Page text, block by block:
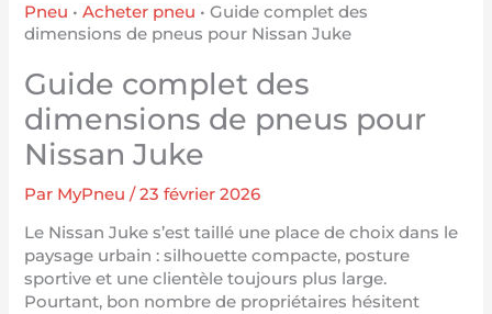
Pneu •Acheter pneu •Guide complet des
dimensions de pneus pour Nissan Juke
Guide complet des
dimensions de pneus pour
Nissan Juke
Par MyPneu/23 février 2026
Le Nissan Juke s’est taillé une place de choix dans le
paysage urbain : silhouette compacte, posture
sportive et une clientèle toujours plus large.
Pourtant, bon nombre de propriétaires hésitent